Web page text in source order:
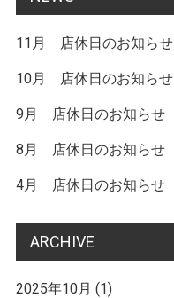
記
事
へ
の
リ
ン
11月 店休日のお知らせ
10月 店休日のお知らせ
9月 店休日のお知らせ
8月 店休日のお知らせ
4月 店休日のお知らせ
ARCHIVE
2025年10月 (1)